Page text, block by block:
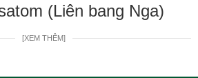
(Liên bang Nga)
[XEM THÊM]